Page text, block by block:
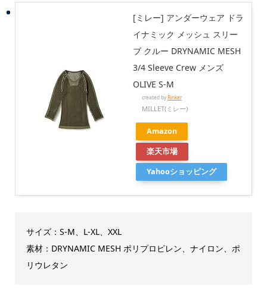
[ミレー] アンダーウェア ドラ
イナミック メッシュ スリー
ブ クルー DRYNAMIC MESH
3/4 Sleeve Crew メンズ
OLIVE S-M
created byRinker
MILLET(ミレー)
Amazon
楽天市場
Yahooショッピング
サイズ：S-M、L-XL、XXL
素材：DRYNAMIC MESH ポリプロピレン、ナイロン、ポ
リウレタン